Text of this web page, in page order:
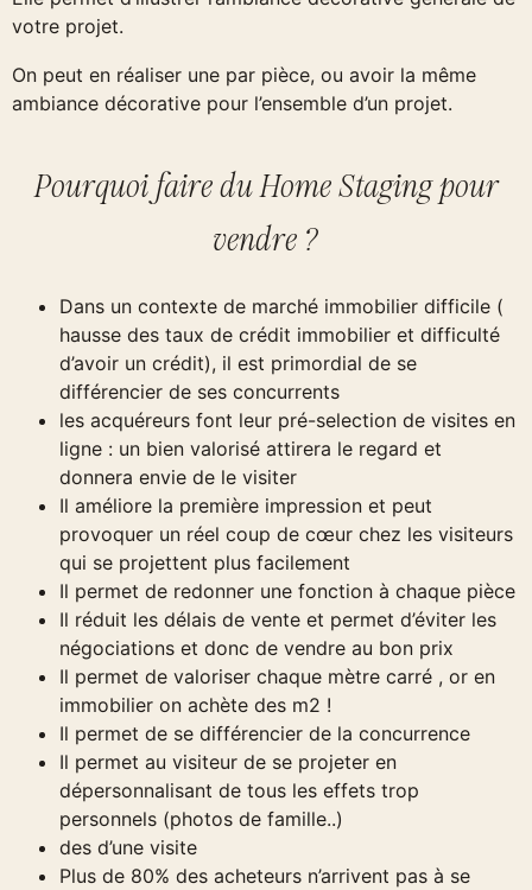
votre projet.
On peut en réaliser une par pièce, ou avoir la même
ambiance décorative pour l’ensemble d’un projet.
Pourquoi faire du Home Staging pour
vendre ?
Dans un contexte de marché immobilier difficile (
hausse des taux de crédit immobilier et difficulté
d’avoir un crédit), il est primordial de se
différencier de ses concurrents
les acquéreurs font leur pré-selection de visites en
ligne : un bien valorisé attirera le regard et
donnera envie de le visiter
Il améliore la première impression et peut
provoquer un réel coup de cœur chez les visiteurs
qui se projettent plus facilement
Il permet de redonner une fonction à chaque pièce
Il réduit les délais de vente et permet d’éviter les
négociations et donc de vendre au bon prix
Il permet de valoriser chaque mètre carré , or en
immobilier on achète des m2 !
Il permet de se différencier de la concurrence
Il permet au visiteur de se projeter en
dépersonnalisant de tous les effets trop
personnels (photos de famille..)
des d’une visite
Plus de 80% des acheteurs n’arrivent pas à se